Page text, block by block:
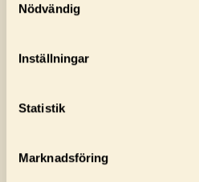
Nödvändig
Inställningar
Statistik
Marknadsföring
ANALYTICS 4